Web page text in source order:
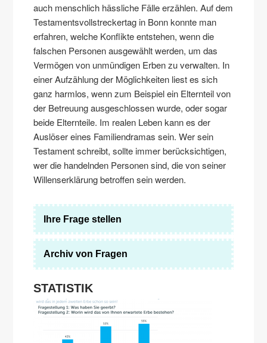
auch menschlich hässliche Fälle erzählen. Auf dem
Testamentsvollstreckertag in Bonn konnte man
erfahren, welche Konflikte entstehen, wenn die
falschen Personen ausgewählt werden, um das
Vermögen von unmündigen Erben zu verwalten. In
einer Aufzählung der Möglichkeiten liest es sich
ganz harmlos, wenn zum Beispiel ein Elternteil von
der Betreuung ausgeschlossen wurde, oder sogar
beide Elternteile. Im realen Leben kann es der
Auslöser eines Familiendramas sein. Wer sein
Testament schreibt, sollte immer berücksichtigen,
wer die handelnden Personen sind, die von seiner
Willenserklärung betroffen sein werden.
Ihre Frage stellen
Archiv von Fragen
STATISTIK